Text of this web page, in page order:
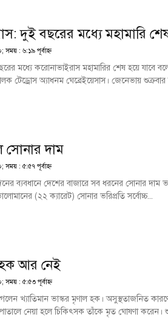
দুই বছরের মধ্যে মহামারি
: ৬:১৯ পূর্বাহ্ণ
মধ্যে করোনাভাইরাস মহামারির শেষ হয়ে যাবে
টেড্রোস অ্যাধনম ঘেব্রেইয়েসাস। জেনেভায়
দাম
: ৫:৫৭ পূর্বাহ্ণ
ব্যবধানে দেশের বাজারে সব ধরনের সোনার
(২২ ক্যারেট) সোনার ভরিপ্রতি সর্বোচ্চ...
হক আর নেই
: ৫:৫৩ পূর্বাহ্ণ
খ্যাতিমান ভাস্কর মৃণাল হক। অসুস্থতাজনিত
নেয়া হলে চিকিৎসক তাঁকে মৃত ঘোষণা করেন।